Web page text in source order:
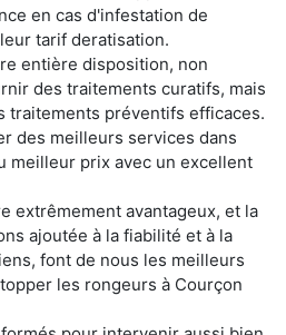
en cas d'infestation de
tarif deratisation.
entière disposition, non
des traitements curatifs, mais
traitements préventifs efficaces.
des meilleurs services dans
meilleur prix avec un excellent
extrêmement avantageux, et la
ajoutée à la fiabilité et à la
font de nous les meilleurs
les rongeurs à Courçon